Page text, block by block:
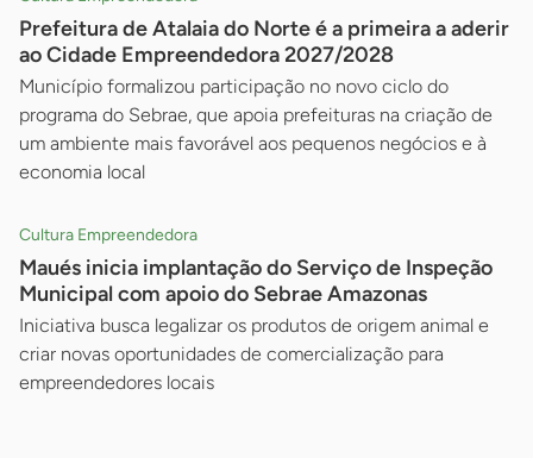
Prefeitura de Atalaia do Norte é a primeira a aderir
ao Cidade Empreendedora 2027/2028
Município formalizou participação no novo ciclo do
programa do Sebrae, que apoia prefeituras na criação de
um ambiente mais favorável aos pequenos negócios e à
economia local
Cultura Empreendedora
Maués inicia implantação do Serviço de Inspeção
Municipal com apoio do Sebrae Amazonas
Iniciativa busca legalizar os produtos de origem animal e
criar novas oportunidades de comercialização para
empreendedores locais